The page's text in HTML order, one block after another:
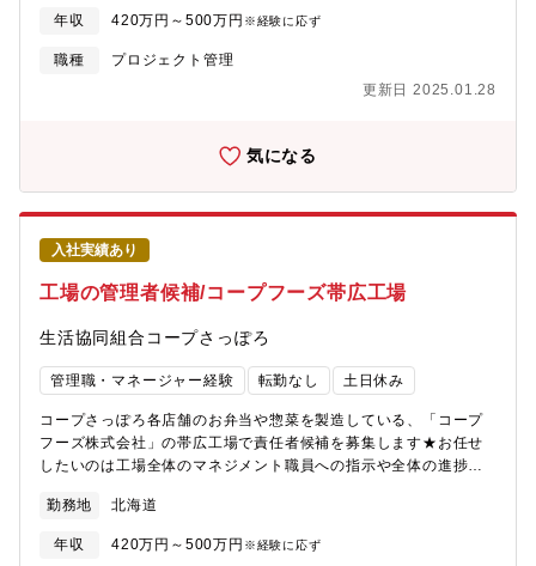
雇用元は「生活協同組合コープさっぽろ」*試用期間3ヶ月後、1回
目3ヶ月、2回目6か月、計1年の契約期間を経て、無期契約を想定
した採用です*原則引っ越しを伴う異動はありません*勤続1年後に
年収 420万円～500万円 ※経験に応ず
職種
プロジェクト管理
更新日 2025.01.28
気になる
入社実績あり
工場の管理者候補/コープフーズ帯広工場
生活協同組合コープさっぽろ
管理職・マネージャー経験 転勤なし 土日休み
コープさっぽろ各店舗のお弁当や惣菜を製造している、「コープ
フーズ株式会社」の帯広工場で責任者候補を募集します★お任せ
したいのは工場全体のマネジメント職員への指示や全体の進捗の
成で、無理なくお仕事していただけます。※正社員登用制度あり*
雇用元は「生活協同組合コープさっぽろ」*試用期間3ヶ月後、1回
目3ヶ月、2回目6か月、計1年の契約期間を経て、無期契約を想定
勤務地 北海道
年収 420万円～500万円 ※経験に応ず